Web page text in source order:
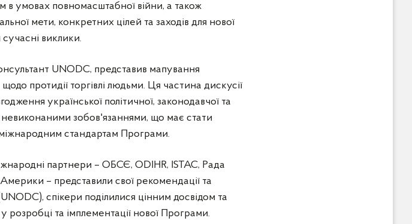
в умовах повномасштабної війни, а також
мети, конкретних цілей та заходів для нової
виклики.
UNODC, представив мапування
протидії торгівлі людьми. Ця частина дискусії
української політичної, законодавчої та
зобов'язаннями, що має стати
стандартам Програми.
партнери – ОБСЄ, ODIHR, ISTAC, Рада
– представили свої рекомендації та
спікери поділилися цінним досвідом та
та імплементації нової Програми.